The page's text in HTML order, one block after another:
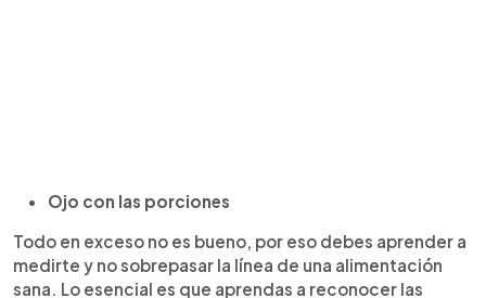
Ojo con las porciones
Todo en exceso no es bueno, por eso debes aprender a
medirte y no sobrepasar la línea de una alimentación
sana. Lo esencial es que aprendas a reconocer las